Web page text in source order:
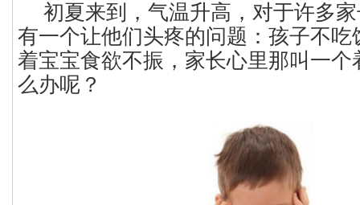
初夏来到，气温升高，对于许多
有一个让他们头疼的问题：孩子不吃
着宝宝食欲不振，家长心里那叫一个
么办呢？